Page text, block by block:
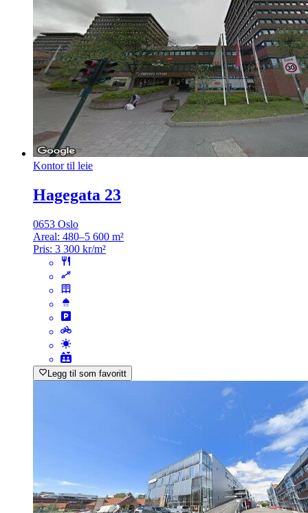
Kontor til leie
Hagegata 23
0653 Oslo
Areal: 480–5 600 m²
Pris: 3 300 kr/m²
Legg til som favoritt